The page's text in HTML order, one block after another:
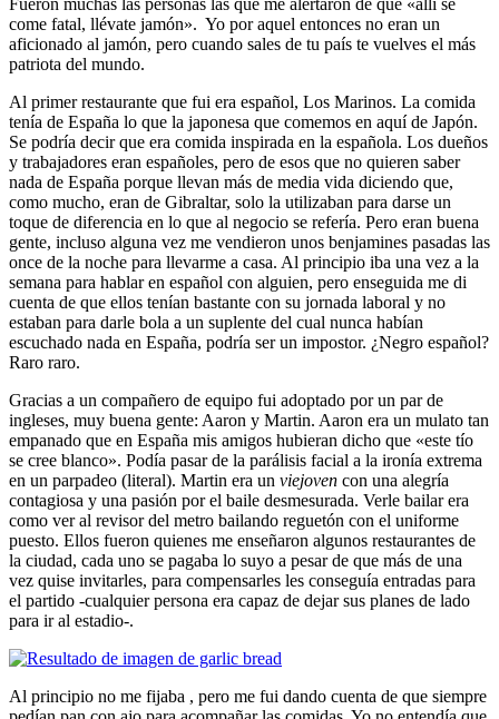
come fatal, llévate jamón». Yo por aquel entonces no eran un
aficionado al jamón, pero cuando sales de tu país te vuelves el más
patriota del mundo.
Al primer restaurante que fui era español, Los Marinos. La comida
tenía de España lo que la japonesa que comemos en aquí de Japón.
Se podría decir que era comida inspirada en la española. Los dueños
y trabajadores eran españoles, pero de esos que no quieren saber
nada de España porque llevan más de media vida diciendo que,
como mucho, eran de Gibraltar, solo la utilizaban para darse un
toque de diferencia en lo que al negocio se refería. Pero eran buena
gente, incluso alguna vez me vendieron unos benjamines pasadas las
once de la noche para llevarme a casa. Al principio iba una vez a la
semana para hablar en español con alguien, pero enseguida me di
cuenta de que ellos tenían bastante con su jornada laboral y no
estaban para darle bola a un suplente del cual nunca habían
escuchado nada en España, podría ser un impostor. ¿Negro español?
Raro raro.
Gracias a un compañero de equipo fui adoptado por un par de
ingleses, muy buena gente: Aaron y Martin. Aaron era un mulato tan
empanado que en España mis amigos hubieran dicho que «este tío
se cree blanco». Podía pasar de la parálisis facial a la ironía extrema
en un parpadeo (literal). Martin era un viejoven con una alegría
contagiosa y una pasión por el baile desmesurada. Verle bailar era
como ver al revisor del metro bailando reguetón con el uniforme
puesto. Ellos fueron quienes me enseñaron algunos restaurantes de
la ciudad, cada uno se pagaba lo suyo a pesar de que más de una
vez quise invitarles, para compensarles les conseguía entradas para
el partido -cualquier persona era capaz de dejar sus planes de lado
para ir al estadio-.
Al principio no me fijaba , pero me fui dando cuenta de que siempre